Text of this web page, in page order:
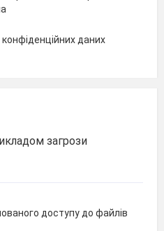
даних
загрози
доступу до файлів